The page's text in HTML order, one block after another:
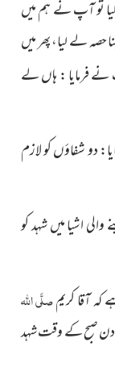
گیا تو آپ نے ہم میں
حصہ لے لیا، پھر میں
فرمایا : ہاں لے
دو شفاؤں کو لازم
اشیا میں شہد کو
آقا کریمصلَّی اللہ
دن صبح کے وقت شہد